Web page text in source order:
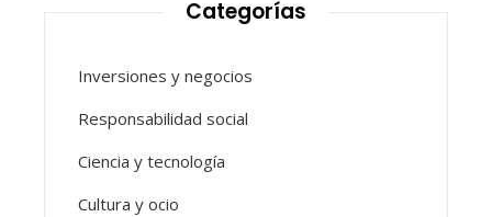
Categorías
Inversiones y negocios
Responsabilidad social
Ciencia y tecnología
Cultura y ocio